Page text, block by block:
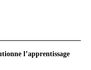
l’apprentissage